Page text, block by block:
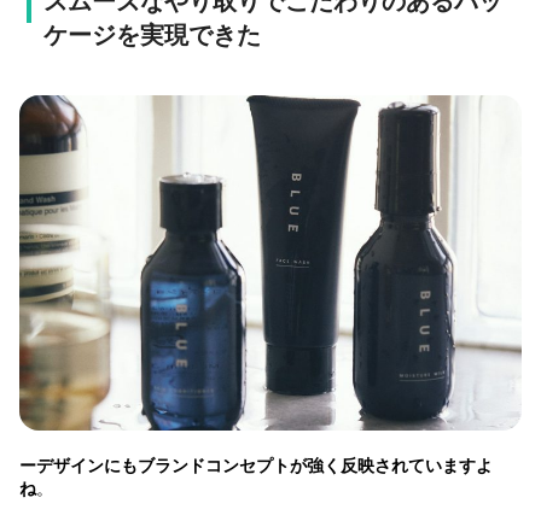
ケージを実現できた
ーデザインにもブランドコンセプトが強く反映されていますよ
ね。